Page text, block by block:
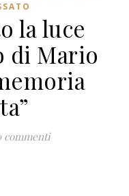
la luce
di Mario
commenti